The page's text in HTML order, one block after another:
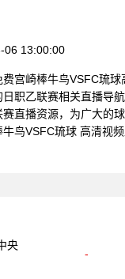
06 13:00:00
宫崎棒牛鸟VSFC琉球
职乙联赛相关直播导
直播资源，为广大的
鸟VSFC琉球 高清视
央
-